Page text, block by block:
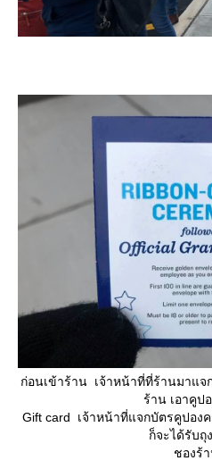
ก่อนเข้าร้าน เจ้าหน้าที่ที่ร้านมาแจ
ร้าน เอาคูป
Gift card เจ้าหน้าที่แจกบัตรคูปอง
ก็จะได้รับถุ
ชองร้